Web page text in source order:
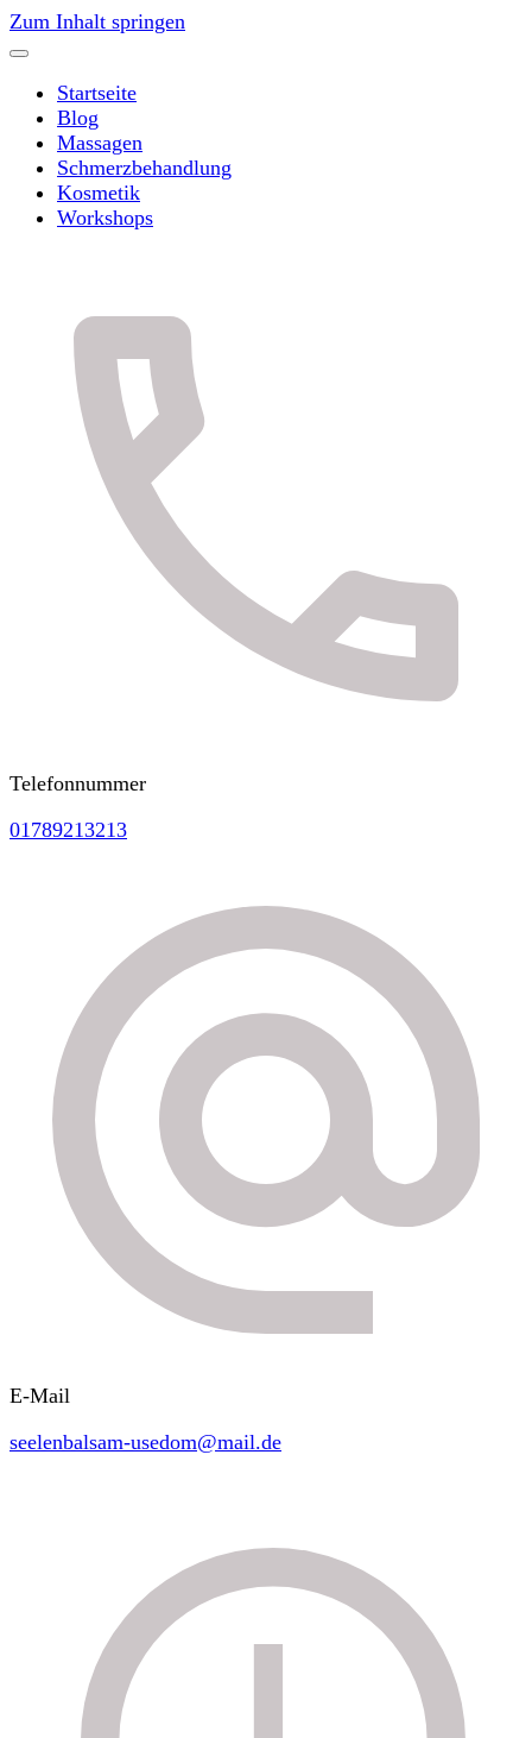
Zum Inhalt springen
Startseite
Blog
Massagen
Schmerzbehandlung
Kosmetik
Workshops
Telefonnummer
01789213213
E-Mail
seelenbalsam-usedom@mail.de